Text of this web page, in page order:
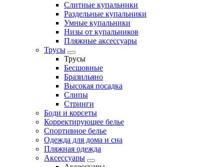
Слитные купальники
Раздельные купальники
Умные купальники
Низы от купальников
Пляжные аксессуары
Трусы
Трусы
Бесшовные
Бразильяно
Высокая посадка
Слипы
Стринги
Боди и корсеты
Корректирующее белье
Спортивное белье
Одежда для дома и сна
Пляжная одежда
Аксессуары